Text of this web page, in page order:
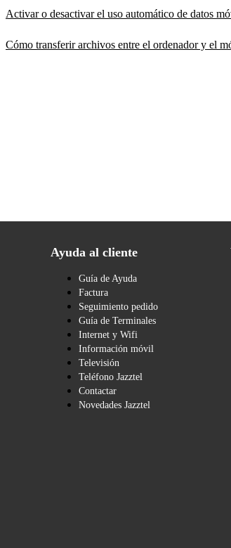
Activar o desactivar el uso automático de datos
Cómo transferir archivos entre el ordenador y el
Ayuda al cliente
Guía de Ayuda
Factura
Seguimiento pedido
Guía de Terminales
Internet y Wifi
Información móvil
Televisión
Teléfono Jazztel
Contactar
Novedades Jazztel